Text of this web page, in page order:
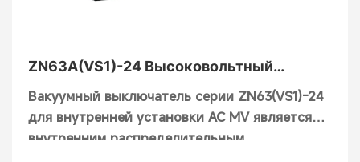
ZN63A(VS1)-24 Высоковольтный
вакуумный автоматический
выключатель для помещений
Вакуумный выключатель серии ZN63(VS1)-24
для внутренней установки AC MV является
внутренним распределительным